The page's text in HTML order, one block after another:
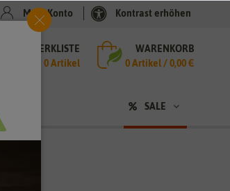
Mein Konto Kontrast erhöhen
MERKLISTE
0 Artikel
WARENKORB
0Artikel /0,00 €
SALE